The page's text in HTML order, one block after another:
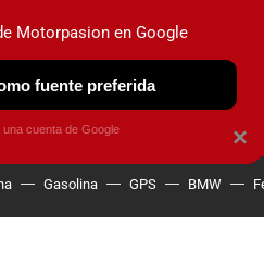
OBSERVATORIO
Gasolina GPS BMW
×
Motorpasion en Google
fuente preferida
cuenta de Google